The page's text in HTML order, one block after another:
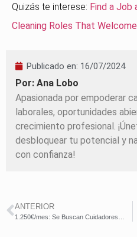
Quizás te interese: Find a
Cleaning Roles That
Publicado en: 16/07/2024
Por: Ana Lobo
Apasionada por empoderar
laborales, oportunidades
crecimiento profesional.
desbloquear tu potencial y
con confianza!
ANTERIOR